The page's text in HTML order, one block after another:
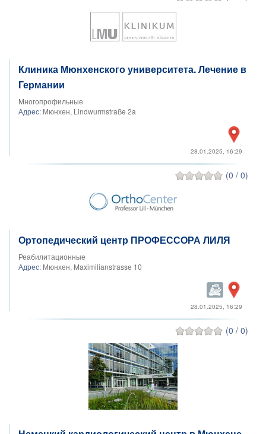
Клиника Мюнхенского университета. Лечение в
Германии
Многопрофильные
Адрес: Мюнхен, Lindwurmstraße 2a
28.01.2025, 16:29
(0 / 0)
Ортопедический центр ПРОФЕССОРА ЛИЛЯ
Реабилитационные
Адрес: Мюнхен, Maximilianstrasse 10
28.01.2025, 16:29
(0 / 0)